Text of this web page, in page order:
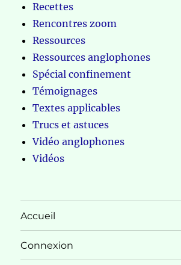
Recettes
Rencontres zoom
Ressources
Ressources anglophones
Spécial confinement
Témoignages
Textes applicables
Trucs et astuces
Vidéo anglophones
Vidéos
Accueil
Connexion